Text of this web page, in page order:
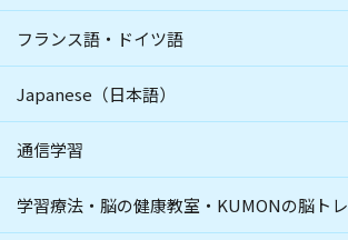
フランス語・ドイツ語
Japanese（日本語）
通信学習
学習療法・脳の健康教室・KUMONの脳トレ